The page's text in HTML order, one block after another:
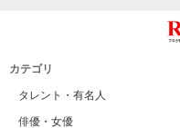
カテゴリ
タレント・有名人
俳優・女優